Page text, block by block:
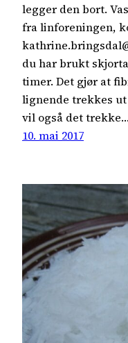
legger den bort.
fra linforeningen,
du har brukt
timer. Det gjør at
lignende trekkes
vil også det trekke…
10. mai 2017